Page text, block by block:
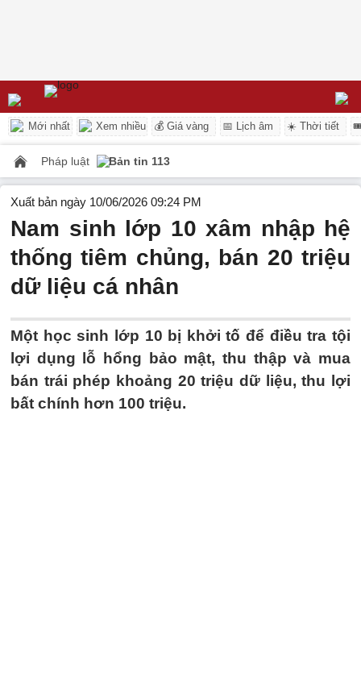
Mới nhất Xem nhiều 💰 Giá vàng 📅 Lịch âm ☀️ Thời tiết
Pháp luật Bản tin 113
Xuất bản ngày 10/06/2026 09:24 PM
Nam sinh lớp 10 xâm nhập hệ
thống tiêm chủng, bán 20 triệu
dữ liệu cá nhân
Một học sinh lớp 10 bị khởi tố để điều tra tội
lợi dụng lỗ hổng bảo mật, thu thập và mua
bán trái phép khoảng 20 triệu dữ liệu, thu lợi
bất chính hơn 100 triệu.